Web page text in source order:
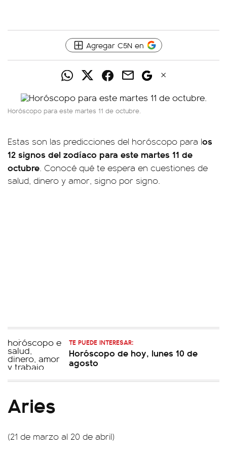
Agregar C5N en
Horóscopo para este martes 11 de octubre.
Estas son las predicciones del horóscopo para los
12 signos del zodíaco para este martes 11 de
octubre. Conocé qué te espera en cuestiones de
salud, dinero y amor, signo por signo.
TE PUEDE INTERESAR:
Horóscopo de hoy, lunes 10 de
agosto
Aries
(21 de marzo al 20 de abril)